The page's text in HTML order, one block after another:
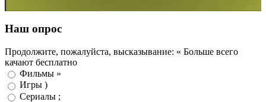
Наш опрос
Продолжите, пожалуйста, высказывание: « Больше всего
качают бесплатно
Фильмы »
Игры )
Сериалы ;